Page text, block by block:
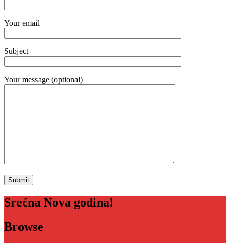
Your email
Subject
Your message (optional)
Srećna Nova godina!
Browse